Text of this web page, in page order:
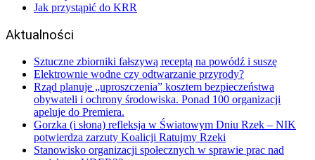
Jak przystąpić do KRR
Aktualności
Sztuczne zbiorniki fałszywą receptą na powódź i suszę
Elektrownie wodne czy odtwarzanie przyrody?
Rząd planuje „uproszczenia” kosztem bezpieczeństwa
obywateli i ochrony środowiska. Ponad 100 organizacji
apeluje do Premiera.
Gorzka (i słona) refleksja w Światowym Dniu Rzek – NIK
potwierdza zarzuty Koalicji Ratujmy Rzeki
Stanowisko organizacji społecznych w sprawie prac nad